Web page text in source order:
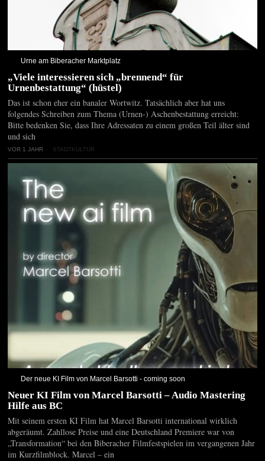
Urne am Biberacher Marktplatz
„Viele interessieren sich „brennend“ für
Urnenbestattung“ (hüstel)
Das ist schon eher ein banaler Wortwitz. Tatsächlich aber hat uns
folgendes Schreiben zum Thema (Urnen-) Aschenbestattung erreicht:
Bitte bedenken Sie, dass Ihre Adressaten zu einem großen Teil älter sind
und sich
VOR 1 JAHR STADTKULTUR
Der neue KI Film von Marcel Barsotti - coming soon
Neuer KI Film von Marcel Barsotti – Audio Mastering
Hilfe aus BC
Mit seinem ersten KI Film hat Marcel Barsotti international wirklich
abgeräumt. Zahllose Preise und eine Deutschland Premiere war von
„Transformation“ bei den Biberacher Filmfestspielen im vergangenen Jahr
im Kurzfilmblock. Marcel – ein